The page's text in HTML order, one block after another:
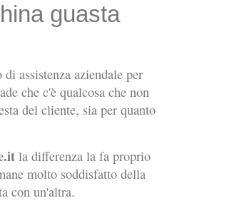
guasta
assistenza aziendale per
che c'è qualcosa che non
del cliente, sia per quanto
la differenza la fa proprio
molto soddisfatto della
con un'altra.